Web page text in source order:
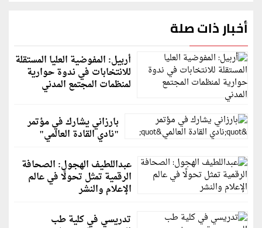
أخبار ذات صلة
أربيل: المفوضية العليا المستقلة
للانتخابات في ندوة حوارية
لمنظمات المجتمع المدني
بارزاني يشارك في مؤتمر
"نادي القادة العالمي"
عبداللطيف الهجول: الصحافة
الرقمية تمثل تحولًا في عالم
الإعلام والنشر
تدريسي في كلية طب